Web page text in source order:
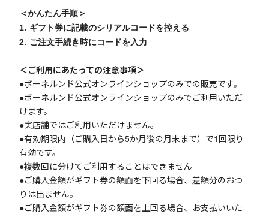
＜かんたん手順＞
1. ギフト券に記載のシリアルコードを控える
2. ご注文手続き時にコードを入力
＜ご利用にあたっての注意事項＞
●ボーネルンド公式オンラインショップのみでの販売です。
●ボーネルンド公式オンラインショップのみでご利用いただ
けます。
●実店舗ではご利用いただけません。
●有効期限内（ご購入日から5か月後の月末まで）で1回限り
有効です。
●複数回に分けてご利用することはできません
●ご購入金額がギフト券の額面を下回る場合、差額分のおつ
りは出ません。
●ご購入金額がギフト券の額面を上回る場合、お支払いいた